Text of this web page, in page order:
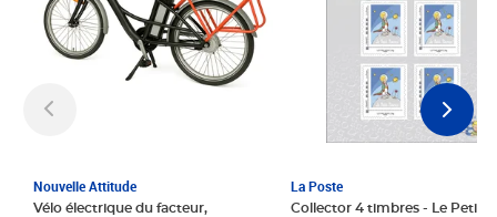
Nouvelle Attitude
Vélo électrique du facteur,
La Poste
Collector 4 timbres - Le Petit